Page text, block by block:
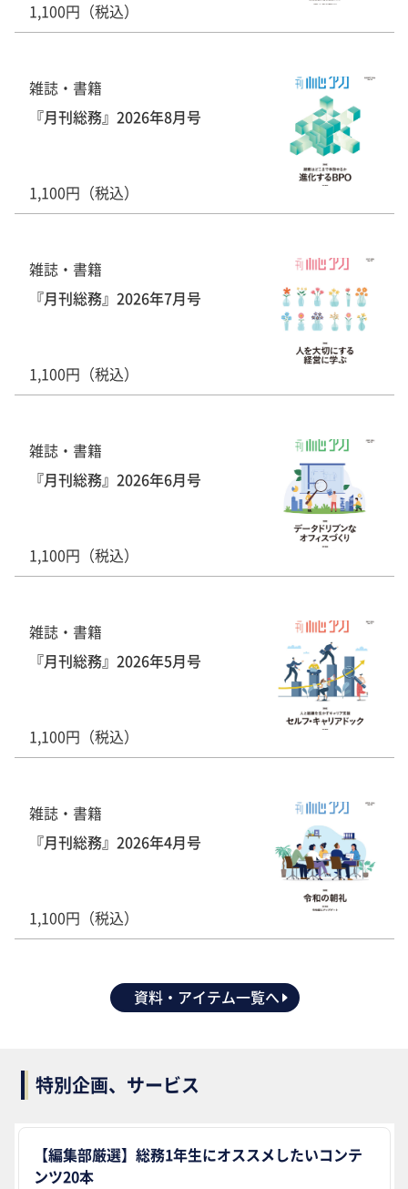
1,100円（税込）
雑誌・書籍
『月刊総務』2026年8月号
1,100円（税込）
雑誌・書籍
『月刊総務』2026年7月号
1,100円（税込）
雑誌・書籍
『月刊総務』2026年6月号
1,100円（税込）
雑誌・書籍
『月刊総務』2026年5月号
1,100円（税込）
雑誌・書籍
『月刊総務』2026年4月号
1,100円（税込）
資料・アイテム一覧へ
特別企画、サービス
【編集部厳選】総務1年生にオススメしたいコンテ
ンツ20本